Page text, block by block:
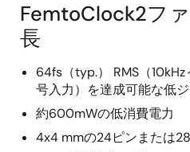
FemtoClock2フ
長
64fs（typ.） RMS（
号入力）を達成可能な低
約600mWの低消費電力
4x4 mmの24ピンまたは